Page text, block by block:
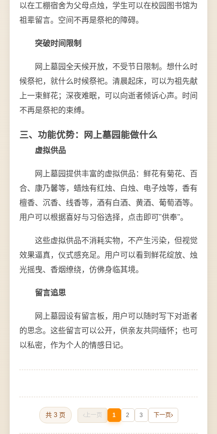
以在工棚宿舍为父母点烛，学生可以在校园图书馆为
祖辈留言。空间不再是祭祀的障碍。
突破时间限制
网上墓园全天候开放，不受节日限制。想什么时
候祭祀，就什么时候祭祀。清晨起床，可以为祖先献
上一束鲜花；深夜难眠，可以向逝者倾诉心声。时间
不再是祭祀的束缚。
三、功能优势：网上墓园能做什么
虚拟供品
网上墓园提供丰富的虚拟供品：鲜花有菊花、百
合、康乃馨等，蜡烛有红烛、白烛、电子烛等，香有
檀香、沉香、线香等，酒有白酒、黄酒、葡萄酒等。
用户可以根据喜好与习俗选择，点击即可"供奉"。
这些虚拟供品不消耗实物，不产生污染，但视觉
效果逼真，仪式感充足。用户可以看到鲜花绽放、烛
光摇曳、香烟缭绕，仿佛身临其境。
留言追思
网上墓园设有留言板，用户可以随时写下对逝者
的思念。这些留言可以公开，供亲友共同缅怀；也可
以私密，作为个人的情感日记。
共 3 页 上一页 1 2 3 下一页